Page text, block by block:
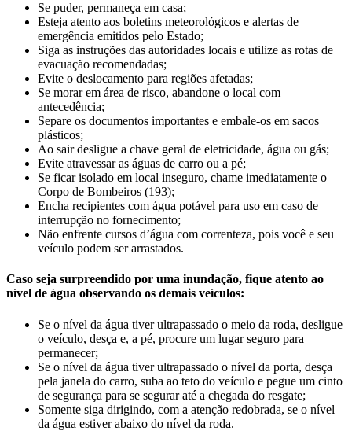
Se puder, permaneça em casa;
Esteja atento aos boletins meteorológicos e alertas de
emergência emitidos pelo Estado;
Siga as instruções das autoridades locais e utilize as rotas de
evacuação recomendadas;
Evite o deslocamento para regiões afetadas;
Se morar em área de risco, abandone o local com
antecedência;
Separe os documentos importantes e embale-os em sacos
plásticos;
Ao sair desligue a chave geral de eletricidade, água ou gás;
Evite atravessar as águas de carro ou a pé;
Se ficar isolado em local inseguro, chame imediatamente o
Corpo de Bombeiros (193);
Encha recipientes com água potável para uso em caso de
interrupção no fornecimento;
Não enfrente cursos d’água com correnteza, pois você e seu
veículo podem ser arrastados.
Caso seja surpreendido por uma inundação, fique atento ao
nível de água observando os demais veículos:
Se o nível da água tiver ultrapassado o meio da roda, desligue
o veículo, desça e, a pé, procure um lugar seguro para
permanecer;
Se o nível da água tiver ultrapassado o nível da porta, desça
pela janela do carro, suba ao teto do veículo e pegue um cinto
de segurança para se segurar até a chegada do resgate;
Somente siga dirigindo, com a atenção redobrada, se o nível
da água estiver abaixo do nível da roda.